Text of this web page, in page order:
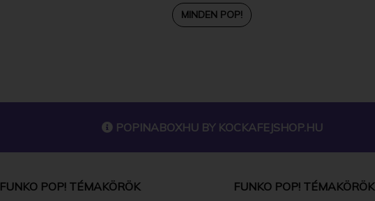
MINDEN POP!
POPINABOXHU BY KOCKAFEJSHOP.HU
FUNKO POP! TÉMAKÖRÖK
FUNKO POP! TÉMAKÖRÖK